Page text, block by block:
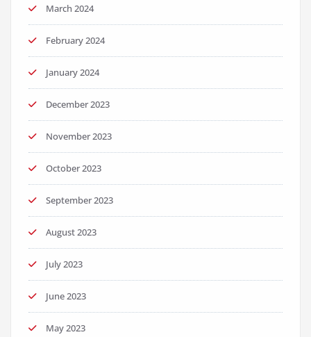
March 2024
February 2024
January 2024
December 2023
November 2023
October 2023
September 2023
August 2023
July 2023
June 2023
May 2023